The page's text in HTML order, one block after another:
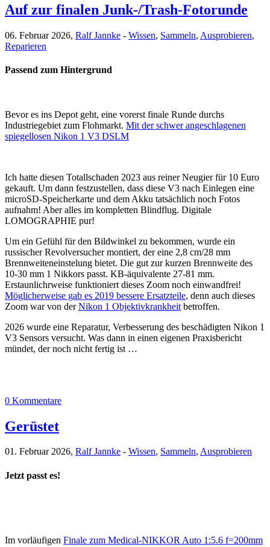
Auf zur finalen Junk-/Trash-Fotorunde
06. Februar 2026, Ralf Jannke - Wissen, Sammeln, Ausprobieren,
Reparieren
Passend zum Hintergrund
Bevor es ins Depot geht, eine vorerst finale Runde durchs
Industriegebiet zum Flohmarkt. Mit der schwer angeschlagenen
spiegellosen Nikon 1 V3 DSLM
Ich hatte diesen Totallschaden 2023 aus reiner Neugier für 10 Euro
gekauft. Um dann festzustellen, dass diese V3 nach Einlegen eine
microSD-Speicherkarte und dem Akku tatsächlich noch Fotos
aufnahm! Aber alles im kompletten Blindflug. Digitale
LOMOGRAPHIE pur!
Um ein Gefühl für den Bildwinkel zu bekommen, wurde ein
russischer Revolversucher montiert, der eine 2,8 cm/28 mm
Brennweiteneinstelung bietet. Die gut zur kurzen Brennweite des
10-30 mm 1 Nikkors passt. KB-äquivalente 27-81 mm.
Erstaunlichrweise funktioniert dieses Zoom noch einwandfrei!
Möglicherweise gab es 2019 bessere Ersatzteile, denn auch dieses
Zoom war von derNikon 1 Objektivkrankheit betroffen.
2026 wurde eine Reparatur, Verbesserung des beschädigten Nikon 1
V3 Sensors versucht. Was dann in einen eigenen Praxisbericht
mündet, der noch nicht fertig ist …
0 Kommentare
Gerüstet
01. Februar 2026, Ralf Jannke - Wissen, Sammeln, Ausprobieren
Jetzt passt es!
Im vorläufigen Finale zum Medical-NIKKOR Auto 1:5.6 f=200mm